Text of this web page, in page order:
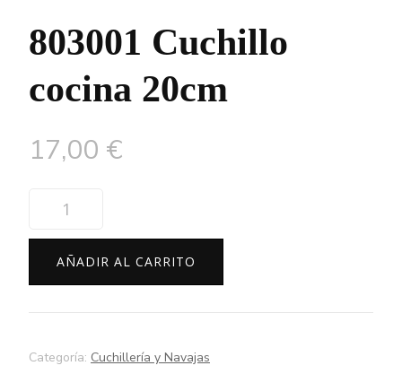
803001 Cuchillo
cocina 20cm
17,00 €
803001
cocina
AÑADIR AL CARRITO
Categoría: Cuchillería y Navajas